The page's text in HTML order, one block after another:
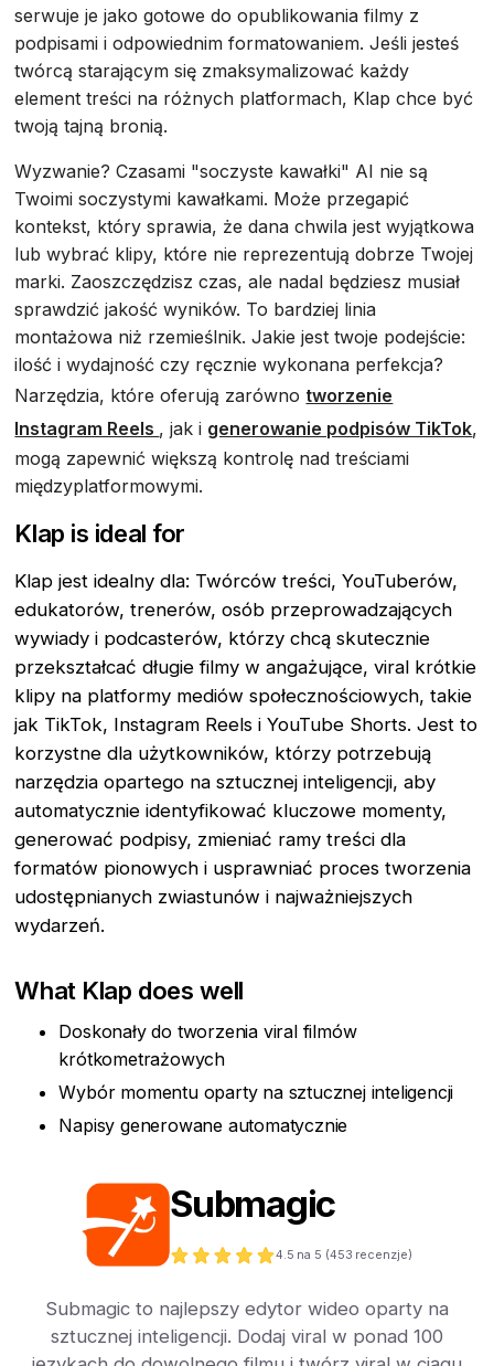
serwuje je jako gotowe do opublikowania filmy z
podpisami i odpowiednim formatowaniem. Jeśli jesteś
twórcą starającym się zmaksymalizować każdy
element treści na różnych platformach, Klap chce być
twoją tajną bronią.
Wyzwanie? Czasami "soczyste kawałki" AI nie są
Twoimi soczystymi kawałkami. Może przegapić
kontekst, który sprawia, że dana chwila jest wyjątkowa
lub wybrać klipy, które nie reprezentują dobrze Twojej
marki. Zaoszczędzisz czas, ale nadal będziesz musiał
sprawdzić jakość wyników. To bardziej linia
montażowa niż rzemieślnik. Jakie jest twoje podejście:
ilość i wydajność czy ręcznie wykonana perfekcja?
Narzędzia, które oferują zarówno tworzenie
Instagram Reels , jak i generowanie podpisów TikTok,
mogą zapewnić większą kontrolę nad treściami
międzyplatformowymi.
Klap is ideal for
Klap jest idealny dla: Twórców treści, YouTuberów,
edukatorów, trenerów, osób przeprowadzających
wywiady i podcasterów, którzy chcą skutecznie
przekształcać długie filmy w angażujące, viral krótkie
klipy na platformy mediów społecznościowych, takie
jak TikTok, Instagram Reels i YouTube Shorts. Jest to
korzystne dla użytkowników, którzy potrzebują
narzędzia opartego na sztucznej inteligencji, aby
automatycznie identyfikować kluczowe momenty,
generować podpisy, zmieniać ramy treści dla
formatów pionowych i usprawniać proces tworzenia
udostępnianych zwiastunów i najważniejszych
wydarzeń.
What Klap does well
Doskonały do tworzenia viral filmów
krótkometrażowych
Wybór momentu oparty na sztucznej inteligencji
Napisy generowane automatycznie
Submagic
4.5 na 5 (453 recenzje)
Submagic to najlepszy edytor wideo oparty na
sztucznej inteligencji. Dodaj viral w ponad 100